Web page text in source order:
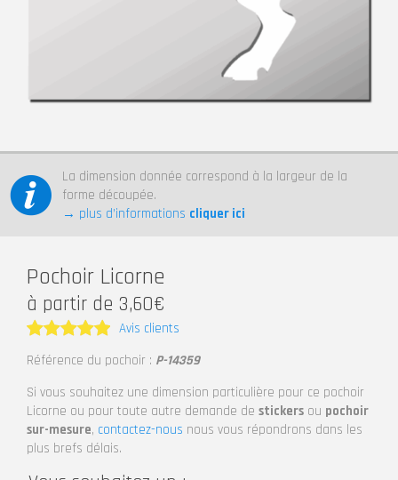
La dimension donnée correspond à la largeur de la
forme découpée.
→ plus d’informations cliquer ici
Pochoir Licorne
à partir de 3,60€
Note5
Avis clients
Référence du pochoir : P-14359
Si vous souhaitez une dimension particulière pour ce pochoir
Licorne ou pour toute autre demande de stickers ou pochoir
sur-mesure, contactez-nous nous vous répondrons dans les
plus brefs délais.